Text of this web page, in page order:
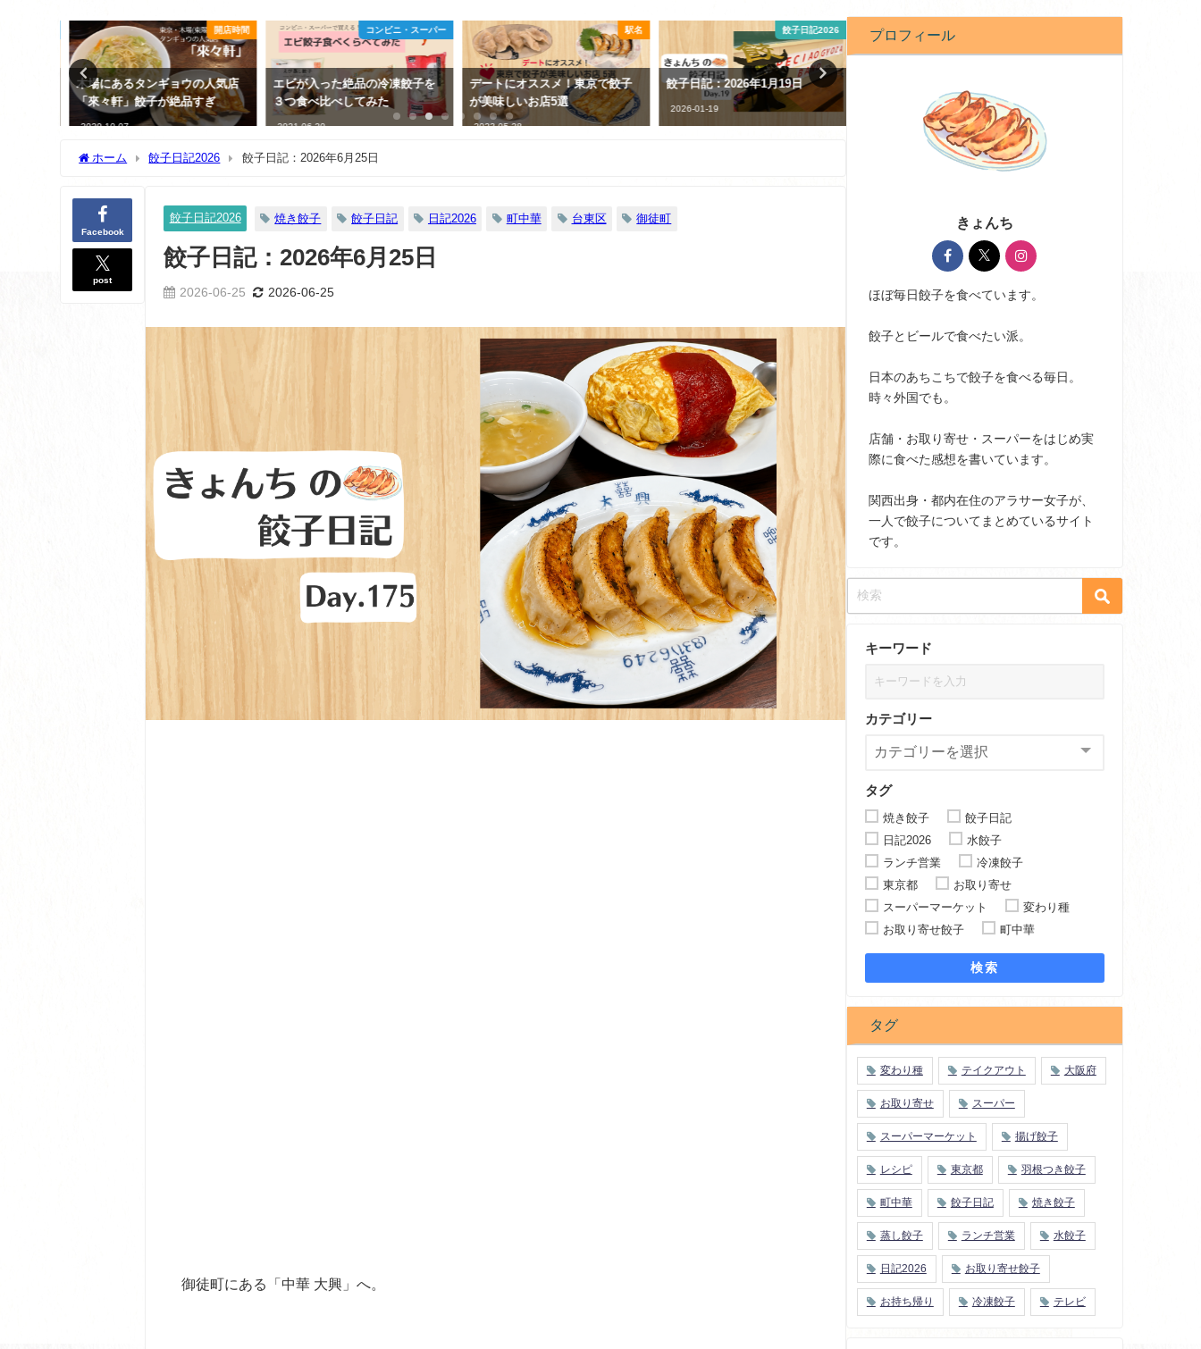
開店時間
木場にあるタンギョウの人気店
「來々軒」餃子が絶品すぎ
2020-10-07
コンビニ・スーパー
エビが入った絶品の冷凍餃子を
３つ食べ比べしてみた
2021-06-20
駅名
デートにオススメ！東京で餃子
が美味しいお店5選
2023-05-28
餃子日記2026
餃子日記：2026年1月19日
2026-01-19
最強に絶品すぎる
ホーム 餃子日記2026 餃子日記：2026年6月25日
Facebook
post
餃子日記2026 焼き餃子 餃子日記 日記2026 町中華 台東区 御徒町
餃子日記：2026年6月25日
2026-06-25 2026-06-25
御徒町にある「中華 大興」へ。
プロフィール
きょんち
ほぼ毎日餃子を食べています。
餃子とビールで食べたい派。
日本のあちこちで餃子を食べる毎日。
時々外国でも。
店舗・お取り寄せ・スーパーをはじめ実
際に食べた感想を書いています。
関西出身・都内在住のアラサー女子が、
一人で餃子についてまとめているサイト
です。
キーワード
カテゴリー
タグ
焼き餃子
餃子日記
日記2026
水餃子
ランチ営業
冷凍餃子
東京都
お取り寄せ
スーパーマーケット
変わり種
お取り寄せ餃子
町中華
検索
タグ
変わり種 テイクアウト 大阪府
お取り寄せ スーパー
スーパーマーケット 揚げ餃子
レシピ 東京都 羽根つき餃子
町中華 餃子日記 焼き餃子
蒸し餃子 ランチ営業 水餃子
日記2026 お取り寄せ餃子
お持ち帰り 冷凍餃子 テレビ